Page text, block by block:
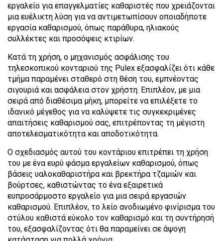
εργαλείο για επαγγελματίες καθαριστές που χρειάζονται
μια ευέλικτη λύση για να αντιμετωπίσουν οποιαδήποτε
εργασία καθαρισμού, όπως παράθυρα, ηλιακούς
συλλέκτες και προσόψεις κτιρίων.
Κατά τη χρήση, ο μηχανισμός ασφάλισης του
τηλεσκοπικού κονταριού της Pulex εξασφαλίζει ότι κάθε
τμήμα παραμένει σταθερό στη θέση του, εμπνέοντας
σιγουριά και ασφάλεια στον χρήστη. Επιπλέον, με μια
σειρά από διαθέσιμα μήκη, μπορείτε να επιλέξετε το
ιδανικό μέγεθος για να καλύψετε τις συγκεκριμένες
απαιτήσεις καθαρισμού σας, επιτρέποντας τη μέγιστη
αποτελεσματικότητα και αποδοτικότητα.
Ο σχεδιασμός αυτού του κοντάριου επιτρέπει τη χρήση
του με ένα ευρύ φάσμα εργαλείων καθαρισμού, όπως
βάσεις υαλοκαθαριστήρα και βρεκτήρα τζαμιών και
βούρτσες, καθιστώντας το ένα εξαιρετικά
ευπροσάρμοστο εργαλείο για μια σειρά εργασιών
καθαρισμού. Επιπλέον, το λείο ανοδιωμένο φινίρισμα του
στύλου καθιστά εύκολο τον καθαρισμό και τη συντήρησή
του, εξασφαλίζοντας ότι θα παραμείνει σε άψογη